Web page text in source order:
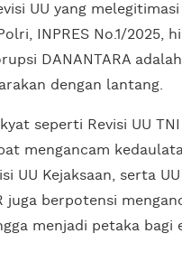
UU yang
INPRES No.1/2025,
DANANTARA
dengan lantang.
seperti Revisi UU TNI
mengancam
UU Kejaksaan, serta UU
juga berpotensi
menjadi petaka bagi